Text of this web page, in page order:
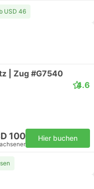
USD 46
| Zug #G7540
4.6
100 Hier buchen